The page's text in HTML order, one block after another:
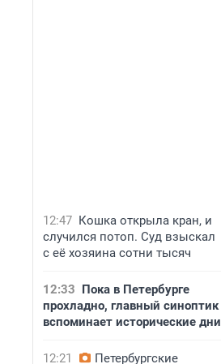
12:47 Кошка открыла кран, и
случился потоп. Суд взыскал
с её хозяина сотни тысяч
12:33 Пока в Петербурге
прохладно, главный синоптик
вспоминает исторические дни
12:21 Петербургские